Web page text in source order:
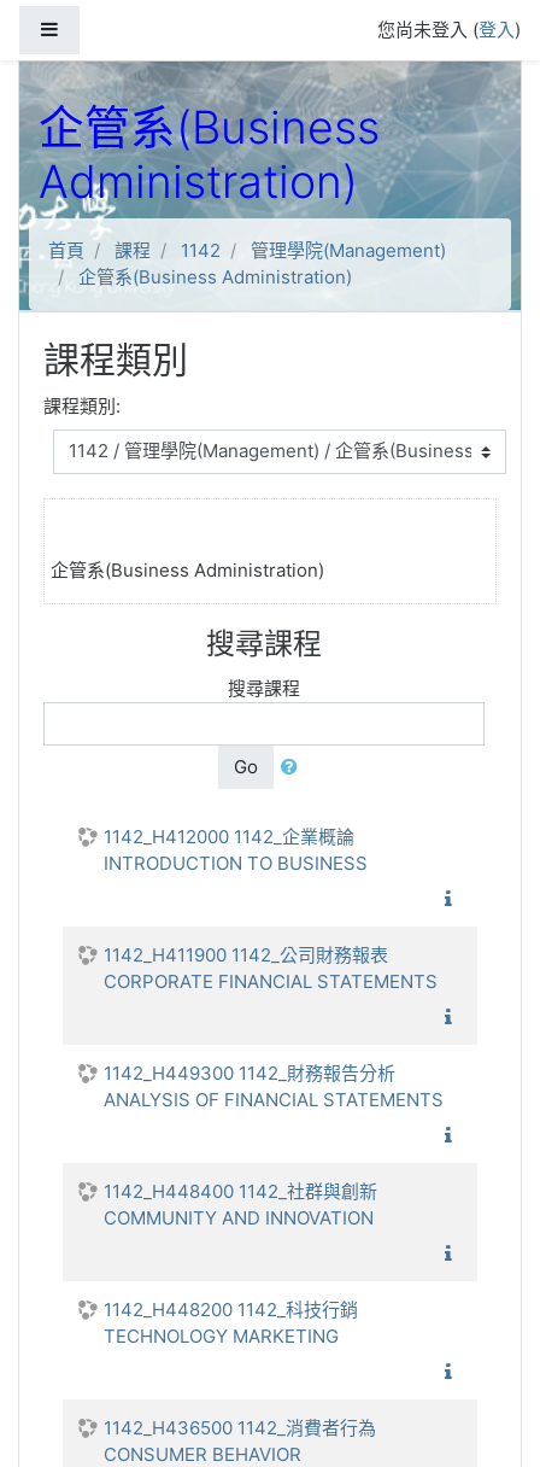
您尚未登入 (登入)
企管系(Business
Administration)
首頁 課程 1142
管理學院(Management)
企管系(Business Administration)
課程類別
課程類別:
企管系(Business Administration)
搜尋課程
搜尋課程
Go
1142_H412000 1142_企業概論
INTRODUCTION TO BUSINESS
1142_H411900 1142_公司財務報表
CORPORATE FINANCIAL STATEMENTS
1142_H449300 1142_財務報告分析
ANALYSIS OF FINANCIAL STATEMENTS
1142_H448400 1142_社群與創新
COMMUNITY AND INNOVATION
1142_H448200 1142_科技行銷
TECHNOLOGY MARKETING
1142_H436500 1142_消費者行為
CONSUMER BEHAVIOR